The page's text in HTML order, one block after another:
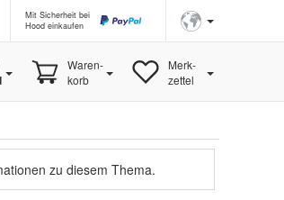
Mit Sicherheit bei
Hood einkaufen
Waren-
korb
Merk-
zettel
zu diesem Thema.